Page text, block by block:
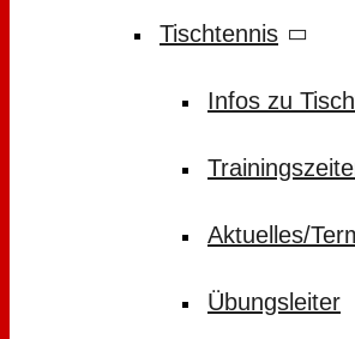
Tischtennis
Infos zu
Aktuelles/
Übungsleiter